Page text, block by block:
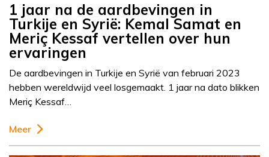
1 jaar na de aardbevingen in
Turkije en Syrië: Kemal Samat en
Meriç Kessaf vertellen over hun
ervaringen
De aardbevingen in Turkije en Syrië van februari 2023
hebben wereldwijd veel losgemaakt. 1 jaar na dato blikken
Meriç Kessaf…
Meer